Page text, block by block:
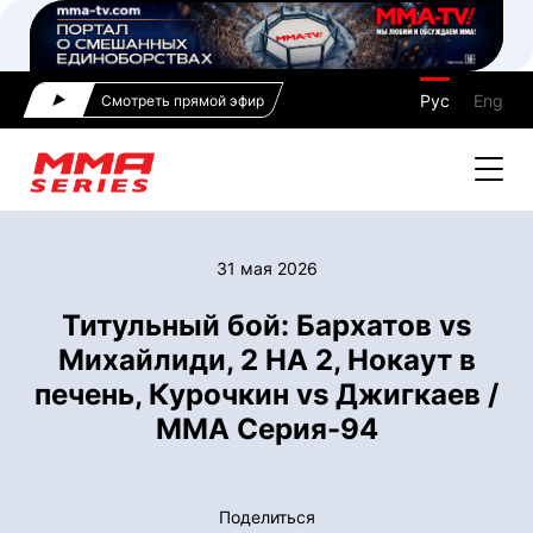
Смотреть прямой эфир Рус Eng
31 мая 2026
Титульный бой: Бархатов vs
Михайлиди, 2 НА 2, Нокаут в
печень, Курочкин vs Джигкаев /
ММА Серия-94
Поделиться